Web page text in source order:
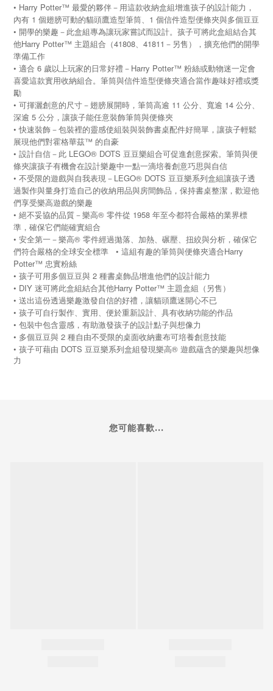
• Harry Potter™ 最愛的夥伴－用這款收納盒組增進孩子的設計能力，
內有 1 個翅膀可動的貓頭鷹造型筆筒、1 個信件造型便條夾與多個豆豆
• 開學的樂趣－此盒組專為讓玩家嘗試而設計。孩子可將此盒組結合其
他Harry Potter™ 主題組合（41808、41811－另售），擴充他們的開學
準備工作
• 適合 6 歲以上玩家的日常好禮－Harry Potter™ 粉絲或動物迷一定會
喜愛這款實用收納組合。筆筒與信件造型便條夾適合當作趣味好禮或獎
勵
• 可揮灑創意的尺寸－翅膀展開時，筆筒高逾 11 公分、寬逾 14 公分、
深逾 5 公分，讓孩子能任意裝飾筆筒與便條夾
• 快速裝飾－包裝裡的靈感使組裝與裝飾書桌配件好簡單，讓孩子輕鬆
展現他們對霍格華茲™ 的自豪
• 設計自信－此 LEGO® DOTS 豆豆樂組合可促進創意探索。筆筒與便
條夾讓孩子有機會在設計樂趣中一點一滴培養創意巧思與自信
• 不受限的遊戲與自我表現－LEGO® DOTS 豆豆樂系列盒組讓孩子透
過製作與量身打造自己的收納用品與房間飾品，保持書桌整潔，歡迎他
們享受樂高遊戲的樂趣
• 絕不妥協的品質－樂高® 零件從 1958 年至今都符合嚴格的業界標
準，確保它們能確實組合
• 安全第一－樂高® 零件經過拋落、加熱、碾壓、扭絞與分析，確保它
們符合嚴格的全球安全標準
• 這組有趣的筆筒與便條夾適合Harry
Potter™ 忠實粉絲
• 孩子可用多個豆豆與 2 種書桌飾品增進他們的設計能力
• DIY 迷可將此盒組結合其他Harry Potter™ 主題盒組（另售）
• 送出這份透過樂趣激發自信的好禮，讓貓頭鷹迷開心不已
• 孩子可自行製作、實用、便於重新設計、具有收納功能的作品
• 包裝中包含靈感，有助激發孩子的設計點子與想像力
• 多個豆豆與 2 種自由不受限的桌面收納畫布可培養創意技能
• 孩子可藉由 DOTS 豆豆樂系列盒組發現樂高® 遊戲蘊含的樂趣與想像
力
您可能喜歡...